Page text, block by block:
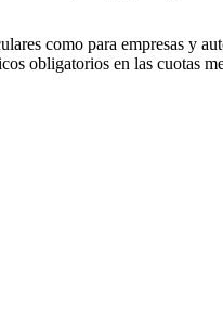
como para empresas y
obligatorios en las cuotas